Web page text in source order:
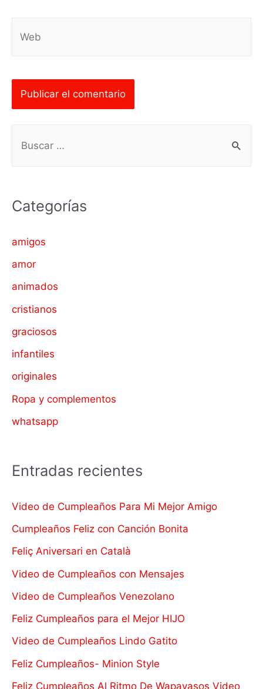
a
r
:
Categorías
amigos
amor
animados
cristianos
graciosos
infantiles
originales
Ropa y complementos
whatsapp
Entradas recientes
Video de Cumpleaños Para Mi Mejor Amigo
Cumpleaños Feliz con Canción Bonita
Feliç Aniversari en Català
Video de Cumpleaños con Mensajes
Video de Cumpleaños Venezolano
Feliz Cumpleaños para el Mejor HIJO
Video de Cumpleaños Lindo Gatito
Feliz Cumpleaños- Minion Style
Feliz Cumpleaños Al Ritmo De Wapayasos Video